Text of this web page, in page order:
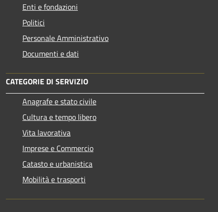
Enti e fondazioni
Politici
Personale Amministrativo
Documenti e dati
CATEGORIE DI SERVIZIO
Anagrafe e stato civile
Cultura e tempo libero
Vita lavorativa
Imprese e Commercio
Catasto e urbanistica
Mobilità e trasporti